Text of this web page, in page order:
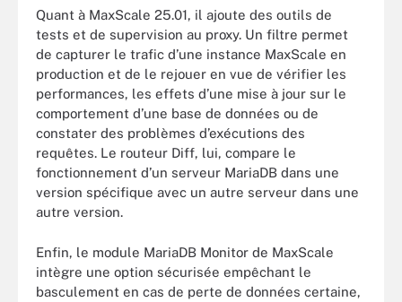
Quant à MaxScale 25.01, il ajoute des outils de
tests et de supervision au proxy. Un filtre permet
de capturer le trafic d’une instance MaxScale en
production et de le rejouer en vue de vérifier les
performances, les effets d’une mise à jour sur le
comportement d’une base de données ou de
constater des problèmes d’exécutions des
requêtes. Le routeur Diff, lui, compare le
fonctionnement d’un serveur MariaDB dans une
version spécifique avec un autre serveur dans une
autre version.
Enfin, le module MariaDB Monitor de MaxScale
intègre une option sécurisée empêchant le
basculement en cas de perte de données certaine,